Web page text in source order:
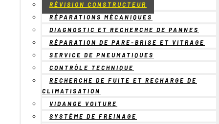
RÉVISION CONSTRUCTEUR
RÉPARATIONS MÉCANIQUES
DIAGNOSTIC ET RECHERCHE DE PANNES
RÉPARATION DE PARE-BRISE ET VITRAGE
SERVICE DE PNEUMATIQUES
CONTRÔLE TECHNIQUE
RECHERCHE DE FUITE ET RECHARGE DE
CLIMATISATION
VIDANGE VOITURE
SYSTÈME DE FREINAGE